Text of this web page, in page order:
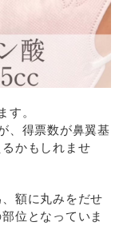
す。
、得票数が鼻翼基
かもしれませ
額に丸みをだせ
位となっていま